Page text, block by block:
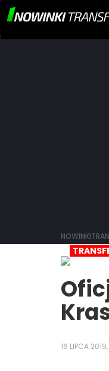
16 LIPCA